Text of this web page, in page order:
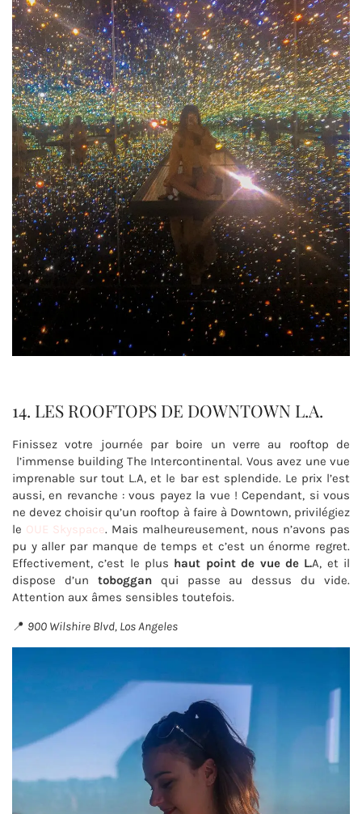
14. LES ROOFTOPS DE DOWNTOWN L.A.
Finissez votre journée par boire un verre au rooftop de
l’immense building The Intercontinental. Vous avez une vue
imprenable sur tout L.A, et le bar est splendide. Le prix l’est
aussi, en revanche : vous payez la vue ! Cependant, si vous
ne devez choisir qu’un rooftop à faire à Downtown, privilégiez
le OUE Skyspace. Mais malheureusement, nous n’avons pas
pu y aller par manque de temps et c’est un énorme regret.
Effectivement, c’est le plus haut point de vue de L.A, et il
dispose d’un tobogganqui passe au dessus du vide.
Attention aux âmes sensibles toutefois.
📍 900 Wilshire Blvd, Los Angeles